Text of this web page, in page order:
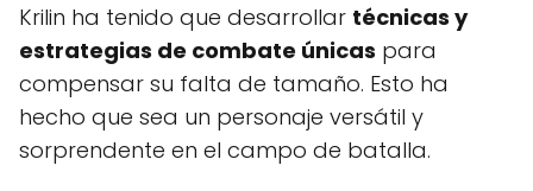
Krilin ha tenido que desarrollar técnicas y
estrategias de combate únicas para
compensar su falta de tamaño. Esto ha
hecho que sea un personaje versátil y
sorprendente en el campo de batalla.